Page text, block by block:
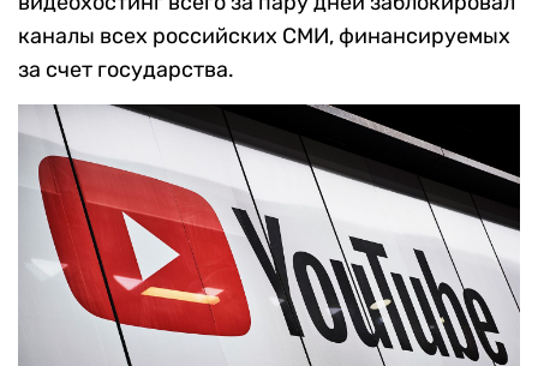
каналы всех российских СМИ, финансируемых
за счет государства.